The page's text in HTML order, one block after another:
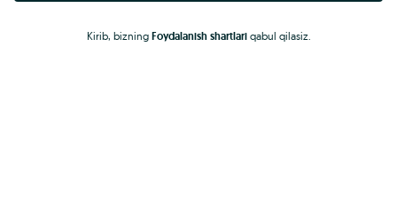
Kirib, bizning Foydalanish shartlariqabul qilasiz.